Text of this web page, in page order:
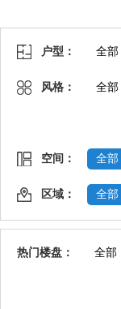
户型： 全部
风格： 全部
空间： 全部
区域： 全部
热门楼盘： 全部